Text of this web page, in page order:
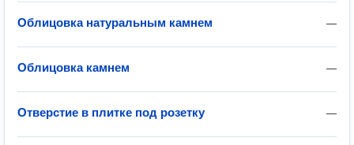
—
Облицовка натуральным камнем
—
Облицовка камнем
—
Отверстие в плитке под розетку